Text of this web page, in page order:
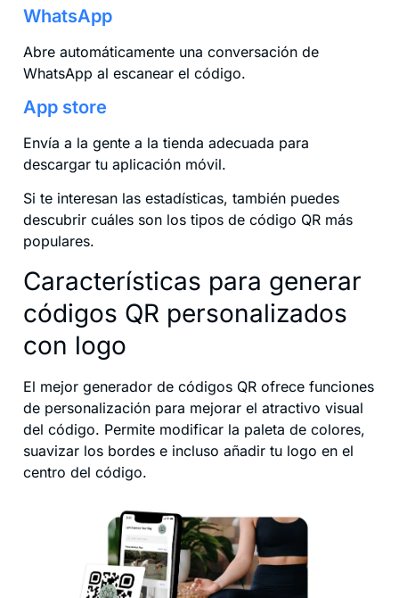
WhatsApp
Abre automáticamente una conversación de
WhatsApp al escanear el código.
App store
Envía a la gente a la tienda adecuada para
descargar tu aplicación móvil.
Si te interesan las estadísticas, también puedes
descubrir cuáles son los tipos de código QR más
populares.
Características para generar
códigos QR personalizados
con logo
El mejor generador de códigos QR ofrece funciones
de personalización para mejorar el atractivo visual
del código. Permite modificar la paleta de colores,
suavizar los bordes e incluso añadir tu logo en el
centro del código.